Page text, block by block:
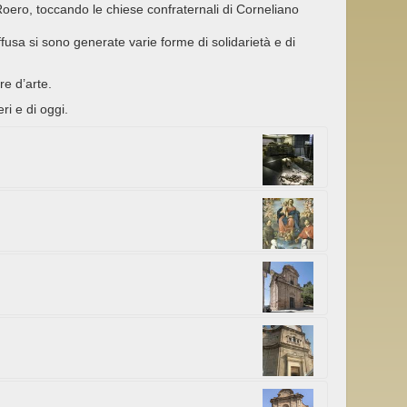
toccando le chiese confraternali di Corneliano
si sono generate varie forme di solidarietà e di
d’arte.
e di oggi.
affiancata dai santi
Molineri.